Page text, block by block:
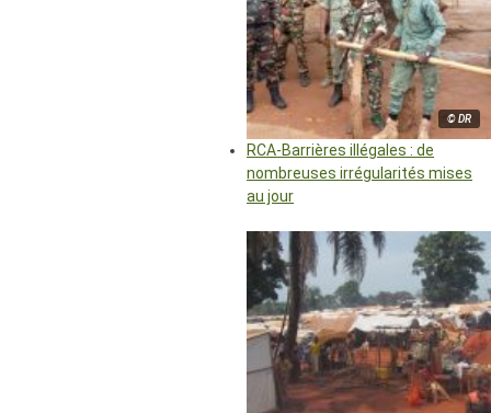
© DR
RCA-Barrières illégales : de
nombreuses irrégularités mises
au jour